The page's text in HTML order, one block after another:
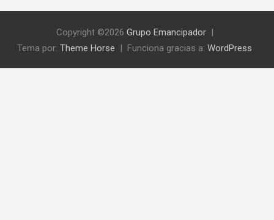
Copyright ©2026 Grupo Emancipador
Tema por: Theme Horse Funciona gracias a: WordPress